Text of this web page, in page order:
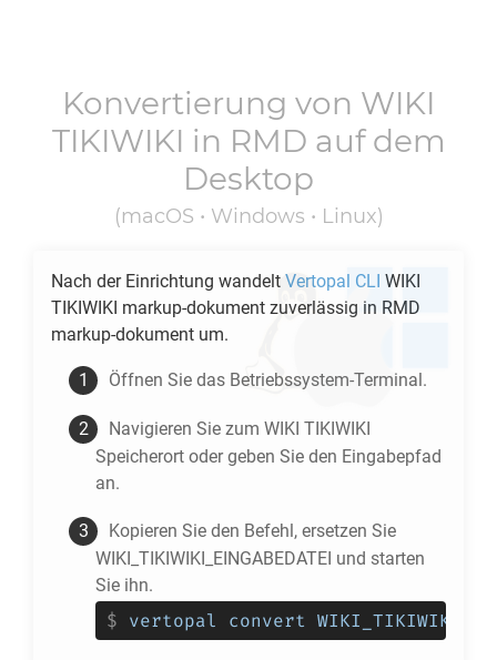
Konvertierung von WIKI
TIKIWIKI in RMD auf dem
Desktop
(macOS • Windows • Linux)
Nach der Einrichtung wandelt Vertopal CLI WIKI
TIKIWIKI markup-dokument zuverlässig in RMD
markup-dokument um.
Öffnen Sie das Betriebssystem-Terminal.
Navigieren Sie zum WIKI TIKIWIKI
Speicherort oder geben Sie den Eingabepfad
an.
Kopieren Sie den Befehl, ersetzen Sie
WIKI_TIKIWIKI_EINGABEDATEI und starten
Sie ihn.
$ vertopal convert